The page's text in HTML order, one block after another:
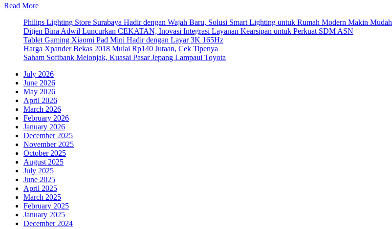
Read More
Philips Lighting Store Surabaya Hadir dengan Wajah Baru, Solusi Smart Lighting untuk Rumah Modern Makin Mudah
Ditjen Bina Adwil Luncurkan CEKATAN, Inovasi Integrasi Layanan Kearsipan untuk Perkuat SDM ASN
Tablet Gaming Xiaomi Pad Mini Hadir dengan Layar 3K 165Hz
Harga Xpander Bekas 2018 Mulai Rp140 Jutaan, Cek Tipenya
Saham Softbank Melonjak, Kuasai Pasar Jepang Lampaui Toyota
July 2026
June 2026
May 2026
April 2026
March 2026
February 2026
January 2026
December 2025
November 2025
October 2025
August 2025
July 2025
June 2025
April 2025
March 2025
February 2025
January 2025
December 2024